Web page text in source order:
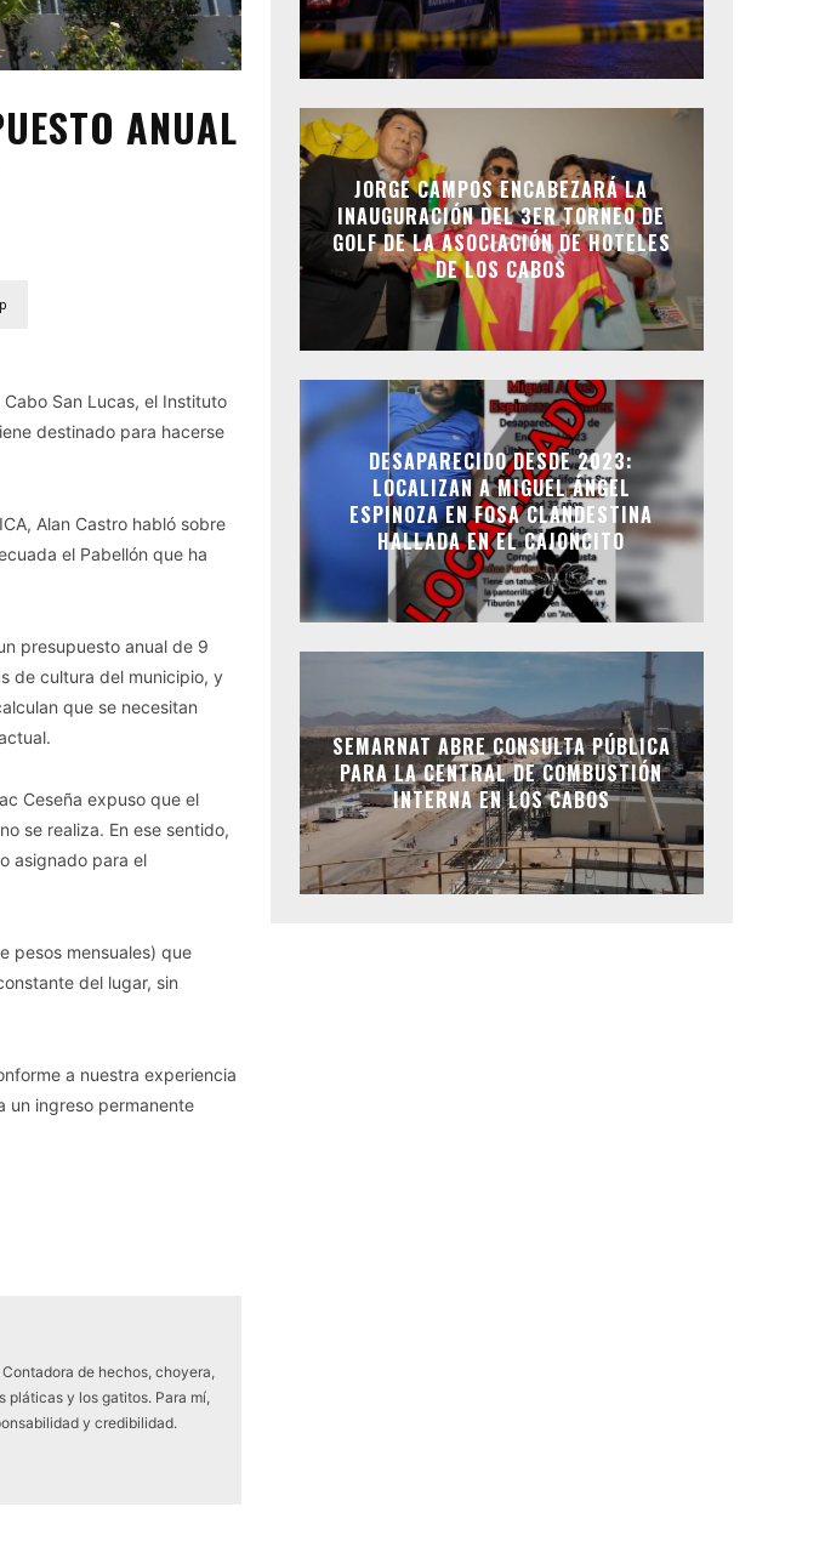
ANUAL
San Lucas, el Instituto
destinado para hacerse
Alan Castro habló sobre
el Pabellón que ha
presupuesto anual de 9
de cultura del municipio, y
que se necesitan
Ceseña expuso que el
se realiza. En ese sentido,
asignado para el
pesos mensuales) que
del lugar, sin
a nuestra experiencia
un ingreso permanente
de hechos, choyera,
pláticas y los gatitos. Para mí,
y credibilidad.
JORGE CAMPOS ENCABEZARÁ LA
INAUGURACIÓN DEL 3ER TORNEO DE
GOLF DE LA ASOCIACIÓN DE HOTELES
DE LOS CABOS
DESAPARECIDO DESDE 2023:
LOCALIZAN A MIGUEL ÁNGEL
ESPINOZA EN FOSA CLANDESTINA
HALLADA EN EL CAJONCITO
SEMARNAT ABRE CONSULTA PÚBLICA
PARA LA CENTRAL DE COMBUSTIÓN
INTERNA EN LOS CABOS